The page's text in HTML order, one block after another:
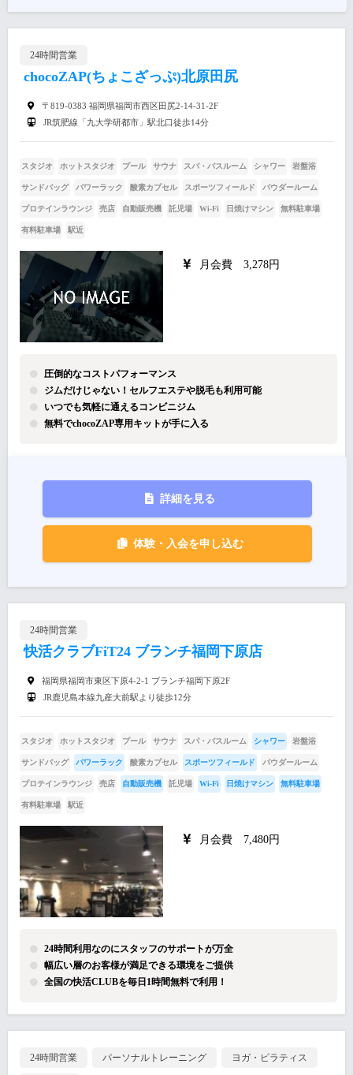
24時間営業
chocoZAP(ちょこざっぷ)北原田尻
〒819-0383 福岡県福岡市西区田尻2-14-31-2F
JR筑肥線「九大学研都市」駅北口徒歩14分
スタジオ ホットスタジオ プール サウナ スパ・バスルーム シャワー 岩盤浴
サンドバッグ パワーラック 酸素カプセル スポーツフィールド パウダールーム
プロテインラウンジ 売店 自動販売機 託児場 Wi-Fi 日焼けマシン 無料駐車場
有料駐車場 駅近
月会費 3,278円
圧倒的なコストパフォーマンス
ジムだけじゃない！セルフエステや脱毛も利用可能
いつでも気軽に通えるコンビニジム
無料でchocoZAP専用キットが手に入る
詳細を見る
体験・入会を申し込む
24時間営業
快活クラブFiT24 ブランチ福岡下原店
福岡県福岡市東区下原4-2-1 ブランチ福岡下原2F
JR鹿児島本線九産大前駅より徒歩12分
スタジオ ホットスタジオ プール サウナ スパ・バスルーム シャワー 岩盤浴
サンドバッグ パワーラック 酸素カプセル スポーツフィールド パウダールーム
プロテインラウンジ 売店 自動販売機 託児場 Wi-Fi 日焼けマシン 無料駐車場
有料駐車場 駅近
月会費 7,480円
24時間利用なのにスタッフのサポートが万全
幅広い層のお客様が満足できる環境をご提供
全国の快活CLUBを毎日1時間無料で利用！
24時間営業 パーソナルトレーニング ヨガ・ピラティス